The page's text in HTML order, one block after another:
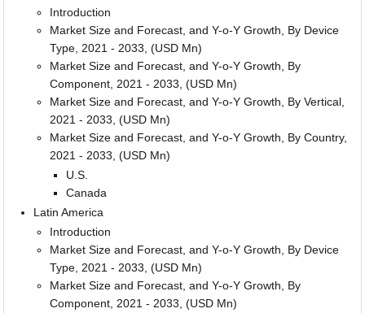
Introduction
Market Size and Forecast, and Y-o-Y Growth, By Device
Type, 2021 - 2033, (USD Mn)
Market Size and Forecast, and Y-o-Y Growth, By
Component, 2021 - 2033, (USD Mn)
Market Size and Forecast, and Y-o-Y Growth, By Vertical,
2021 - 2033, (USD Mn)
Market Size and Forecast, and Y-o-Y Growth, By Country,
2021 - 2033, (USD Mn)
U.S.
Canada
Latin America
Introduction
Market Size and Forecast, and Y-o-Y Growth, By Device
Type, 2021 - 2033, (USD Mn)
Market Size and Forecast, and Y-o-Y Growth, By
Component, 2021 - 2033, (USD Mn)